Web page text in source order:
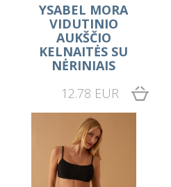
YSABEL MORA
VIDUTINIO
AUKŠČIO
KELNAITĖS SU
NĖRINIAIS
12.78 EUR